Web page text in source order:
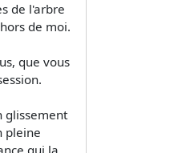
de l'arbre
de moi.
que vous
glissement
pleine